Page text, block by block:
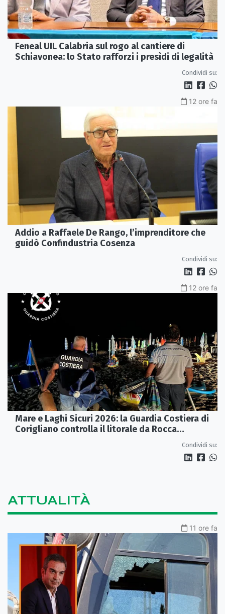
Feneal UIL Calabria sul rogo al cantiere di
Schiavonea: lo Stato rafforzi i presìdi di legalità
Condividi su:
12 ore fa
Addio a Raffaele De Rango, l’imprenditore che
guidò Confindustria Cosenza
Condividi su:
12 ore fa
Mare e Laghi Sicuri 2026: la Guardia Costiera di
Corigliano controlla il litorale da Rocca
Condividi su:
ATTUALITÀ
11 ore fa